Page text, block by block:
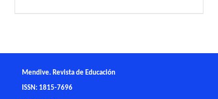
Mendive. Revista de Educación
ISSN: 1815-7696